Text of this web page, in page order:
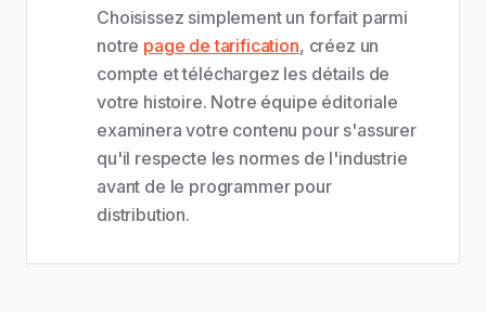
Choisissez simplement un forfait parmi
notre page de tarification, créez un
compte et téléchargez les détails de
votre histoire. Notre équipe éditoriale
examinera votre contenu pour s'assurer
qu'il respecte les normes de l'industrie
avant de le programmer pour
distribution.